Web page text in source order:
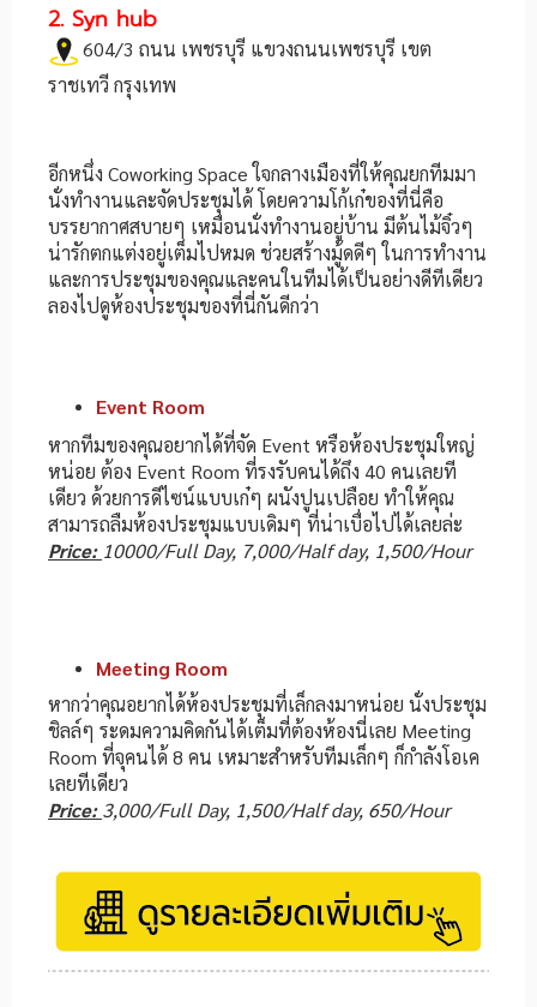
2. Syn hub
604/3 ถนน เพชรบุรี แขวงถนนเพชรบุรี เขต
ราชเทวี กรุงเทพ
อีกหนึ่ง Coworking Space ใจกลางเมืองที่ให้คุณยกทีมมา
นั่งทำงานและจัดประชุมได้ โดยความโก้เก๋ของที่นี่คือ
บรรยากาศสบายๆ เหมือนนั่งทำงานอยู่บ้าน มีต้นไม้จิ๋วๆ
น่ารักตกแต่งอยู่เต็มไปหมด ช่วยสร้างมู้ดดีๆ ในการทำงาน
และการประชุมของคุณและคนในทีมได้เป็นอย่างดีทีเดียว
ลองไปดูห้องประชุมของที่นี่กันดีกว่า
Event Room
หากทีมของคุณอยากได้ที่จัด Event หรือห้องประชุมใหญ่
หน่อย ต้อง Event Room ที่รงรับคนได้ถึง 40 คนเลยที
เดียว ด้วยการดีไซน์แบบเก๋ๆ ผนังปูนเปลือย ทำให้คุณ
สามารถลืมห้องประชุมแบบเดิมๆ ที่น่าเบื่อไปได้เลยล่ะ
Price: 10000/Full Day, 7,000/Half day, 1,500/Hour
Meeting Room
หากว่าคุณอยากได้ห้องประชุมที่เล็กลงมาหน่อย นั่งประชุม
ชิลล์ๆ ระดมความคิดกันได้เต็มที่ต้องห้องนี่เลย Meeting
Room ที่จุคนได้ 8 คน เหมาะสำหรับทีมเล็กๆ ก็กำลังโอเค
เลยทีเดียว
Price:3,000/Full Day, 1,500/Half day, 650/Hour